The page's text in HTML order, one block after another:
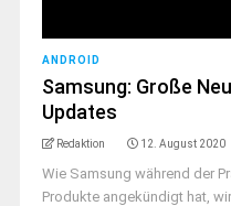
ANDROID
Samsung: Große
Updates
Redaktion 12. August 2020
Wie Samsung während der
Produkte angekündigt hat,